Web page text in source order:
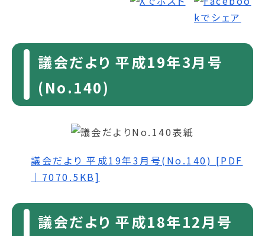
議会だより 平成19年3月号
(No.140)
議会だより 平成19年3月号(No.140) [PDF
｜7070.5KB]
議会だより 平成18年12月号